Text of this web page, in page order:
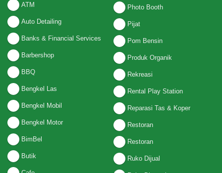
ATM
Auto Detailing
Banks & Financial Services
Barbershop
BBQ
Bengkel Las
Bengkel Mobil
Bengkel Motor
BimBel
Butik
Photo Booth
Pijat
Pom Bensin
Produk Organik
Rekreasi
Rental Play Station
Reparasi Tas & Koper
Restoran
Restoran
Ruko Dijual